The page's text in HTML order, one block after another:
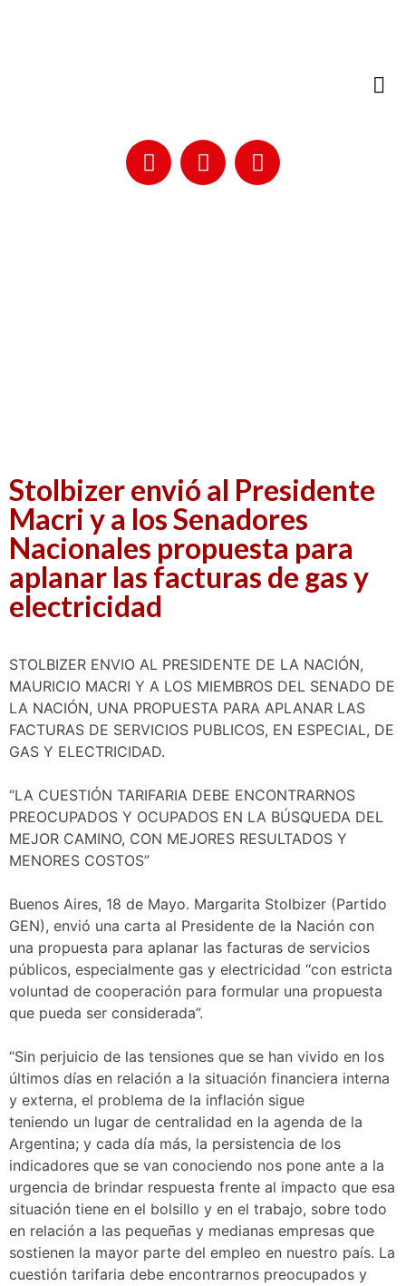
Stolbizer envió al Presidente
Macri y a los Senadores
Nacionales propuesta para
aplanar las facturas de gas y
electricidad
STOLBIZER ENVIO AL PRESIDENTE DE LA NACIÓN,
MAURICIO MACRI Y A LOS MIEMBROS DEL SENADO DE
LA NACIÓN, UNA PROPUESTA PARA APLANAR LAS
FACTURAS DE SERVICIOS PUBLICOS, EN ESPECIAL, DE
GAS Y ELECTRICIDAD.
“LA CUESTIÓN TARIFARIA DEBE ENCONTRARNOS
PREOCUPADOS Y OCUPADOS EN LA BÚSQUEDA DEL
MEJOR CAMINO, CON MEJORES RESULTADOS Y
MENORES COSTOS”
Buenos Aires, 18 de Mayo. Margarita Stolbizer (Partido
GEN), envió una carta al Presidente de la Nación con
una propuesta para aplanar las facturas de servicios
públicos, especialmente gas y electricidad “con estricta
voluntad de cooperación para formular una propuesta
que pueda ser considerada”.
“Sin perjuicio de las tensiones que se han vivido en los
últimos días en relación a la situación financiera interna
y externa, el problema de la inflación sigue
teniendo un lugar de centralidad en la agenda de la
Argentina; y cada día más, la persistencia de los
indicadores que se van conociendo nos pone ante a la
urgencia de brindar respuesta frente al impacto que esa
situación tiene en el bolsillo y en el trabajo, sobre todo
en relación a las pequeñas y medianas empresas que
sostienen la mayor parte del empleo en nuestro país. La
cuestión tarifaria debe encontrarnos preocupados y